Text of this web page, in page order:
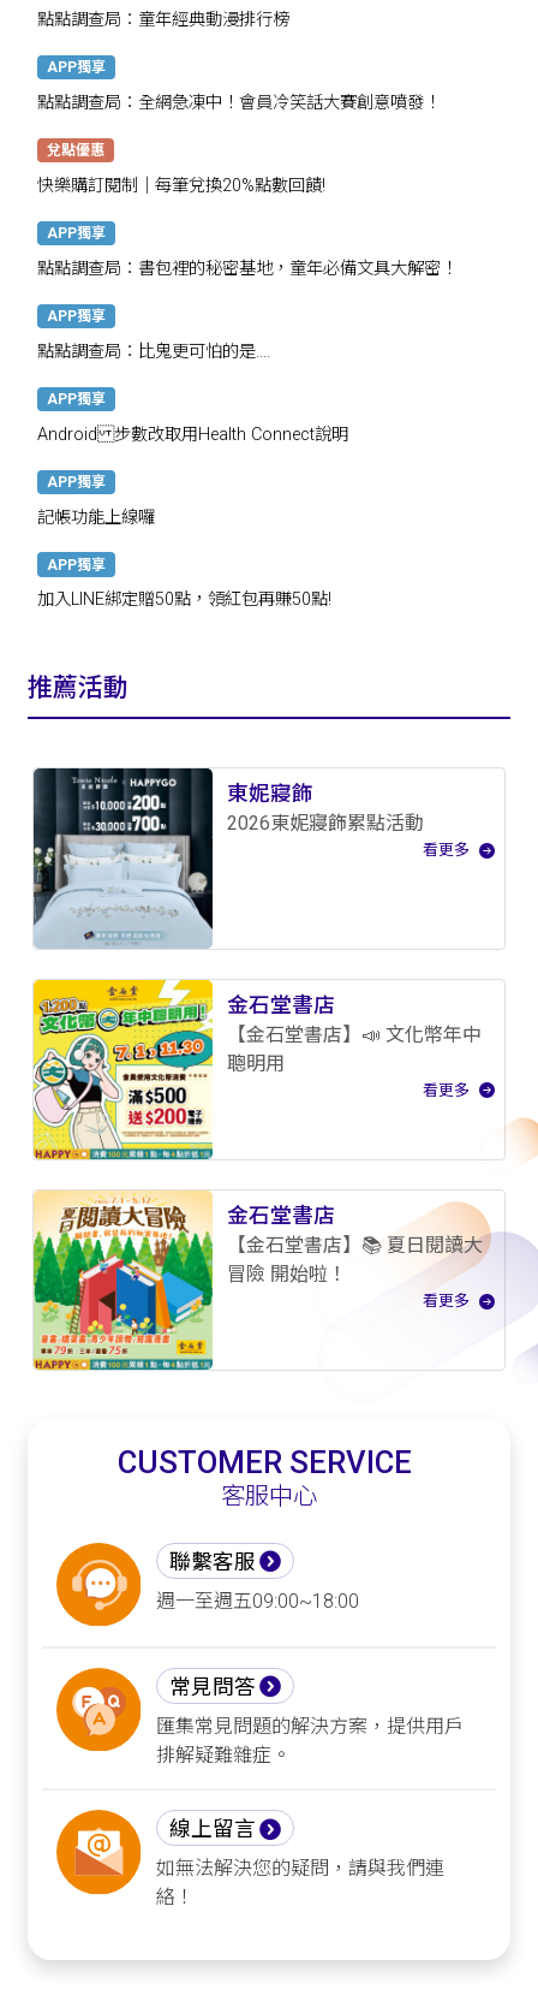
點點調查局：童年經典動漫排行榜
APP獨享
點點調查局：全網急凍中！會員冷笑話大賽創意噴發！
兌點優惠
快樂購訂閱制｜每筆兌換20%點數回饋!
APP獨享
點點調查局：書包裡的秘密基地，童年必備文具大解密！
APP獨享
點點調查局：比鬼更可怕的是....
APP獨享
Android 步數改取用Health Connect說明
APP獨享
記帳功能上線囉
APP獨享
加入LINE綁定贈50點，領紅包再賺50點!
推薦活動
東妮寢飾
2026東妮寢飾累點活動
看更多
金石堂書店
【金石堂書店】📣 文化幣年中
聰明用
看更多
金石堂書店
【金石堂書店】📚 夏日閱讀大
冒險 開始啦！
看更多
CUSTOMER SERVICE
客服中心
聯繫客服
週一至週五09:00~18:00
常見問答
匯集常見問題的解決方案，提供用戶
排解疑難雜症。
線上留言
如無法解決您的疑問，請與我們連
絡！